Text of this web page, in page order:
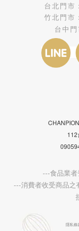
台北門市：
竹北門市：
台中門
112
---食品業
---消費者收受商品之
隱私條款